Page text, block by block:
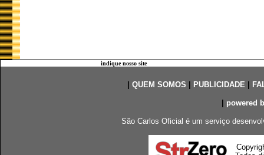
indique nosso site
QUEM SOMOS PUBLICIDADE|
powered
São Carlos Oficial é um serviço